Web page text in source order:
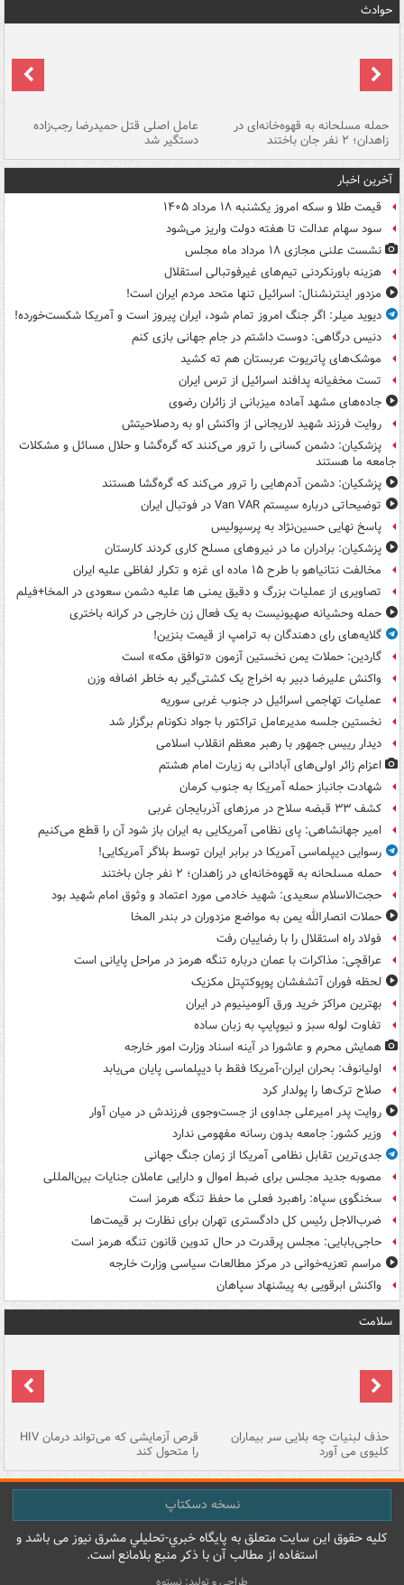
حوادث
حمله مسلحانه به قهوه‌خانه‌ای در
زاهدان؛ ۲ نفر جان باختند
عامل اصلی قتل حمیدرضا رجب‌زاده
دستگیر شد
آخرین اخبار
قیمت طلا و سکه امروز یکشنبه ۱۸ مرداد ۱۴۰۵
سود سهام عدالت تا هفته دولت واریز می‌شود
نشست علنی مجازی ۱۸ مرداد ماه مجلس
هزینه باورنکردنی تیم‌های غیرفوتبالی استقلال
مزدور اینترنشنال: اسرائیل تنها متحد مردم ایران است!
دیوید میلر: اگر جنگ امروز تمام شود، ایران پیروز است و آمریکا شکست‌خورده!
دنیس درگاهی: دوست داشتم در جام جهانی بازی کنم
موشک‌های پاتریوت عربستان هم ته‌ کشید
تست مخفیانه پدافند اسرائیل از ترس ایران
جاده‌های مشهد آماده میزبانی از زائران رضوی
روایت فرزند شهید لاریجانی از واکنش او به ردصلاحیتش
پزشکیان: دشمن کسانی را ترور می‌کنند که گره‌گشا و حلال مسائل و مشکلات
جامعه ما هستند
پزشکیان: دشمن آدم‌هایی را ترور می‌کند که گره‌گشا هستند
توضیحاتی درباره سیستم Van VAR در فوتبال ایران
پاسخ نهایی حسین‌نژاد به پرسپولیس
پزشکیان: برادران ما در نیروهای مسلح کاری کردند کارستان
مخالفت نتانیاهو با طرح ۱۵ ماده ای غزه و تکرار لفاظی علیه ایران
تصاویری از عملیات بزرگ و دقیق یمنی ها علیه دشمن سعودی در المخا+فیلم
حمله وحشیانه صهیونیست به یک فعال زن خارجی در کرانه باختری
گلایه‌های رای دهندگان به ترامپ از قیمت بنزین!
گاردین: حملات یمن نخستین آزمون «توافق مکه» است
واکنش علیرضا دبیر به اخراج یک کشتی‌گیر به خاطر اضافه وزن
عملیات تهاجمی اسرائیل در جنوب غربی سوریه
نخستین جلسه مدیرعامل تراکتور با جواد نکونام برگزار شد
دیدار رییس جمهور با رهبر معظم انقلاب اسلامی
اعزام زائر اولی‌های آبادانی به زیارت امام هشتم
شهادت جانباز حمله آمریکا به جنوب کرمان
کشف ۳۳ قبضه سلاح در مرزهای آذربایجان غربی
امیر جهانشاهی: پای نظامی آمریکایی به ایران باز شود آن را قطع می‌کنیم
رسوایی دیپلماسی آمریکا در برابر ایران توسط بلاگر آمریکایی!
حمله مسلحانه به قهوه‌خانه‌ای در زاهدان؛ ۲ نفر جان باختند
حجت‌الاسلام سعیدی: شهید خادمی مورد اعتماد و وثوق امام شهید بود
حملات انصارالله یمن به مواضع مزدوران در بندر المخا
فولاد راه استقلال را با رضاییان رفت
عراقچی: مذاکرات با عمان درباره تنگه هرمز در مراحل پایانی است
لحظه فوران آتشفشان پوپوکتپتل مکزیک
بهترین مراکز خرید ورق آلومینیوم در ایران
تفاوت لوله سبز و نیوپایپ به زبان ساده
همایش محرم و عاشورا در آینه اسناد وزارت امور خارجه
اولیانوف: بحران ایران-آمریکا فقط با دیپلماسی پایان می‌یابد
صلاح ترک‌ها را پولدار کرد
روایت پدر امیرعلی جداوی از جست‌وجوی فرزندش در میان آوار
وزیر کشور: جامعه بدون رسانه مفهومی ندارد
جدی‌ترین تقابل نظامی آمریکا از زمان جنگ جهانی
مصوبه جدید مجلس برای ضبط اموال و دارایی عاملان جنایات بین‌المللی
سخنگوی سپاه: راهبرد فعلی ما حفظ تنگه هرمز است
ضرب‌الاجل رئیس کل دادگستری تهران برای نظارت بر قیمت‌ها
حاجی‌بابایی: مجلس پرقدرت در حال تدوین قانون تنگه هرمز است
مراسم تعزیه‌خوانی در مرکز مطالعات سیاسی وزارت خارجه
واکنش ابرقویی به پیشنهاد سپاهان
سلامت
حذف لبنیات چه بلایی سر بیماران
کلیوی می آورد
قرص آزمایشی که می‌تواند درمان HIV
را متحول کند
نسخه دسکتاپ
کليه حقوق اين سايت متعلق به پایگاه خبري-تحليلي مشرق نيوز می باشد و
استفاده از مطالب آن با ذکر منبع بلامانع است.